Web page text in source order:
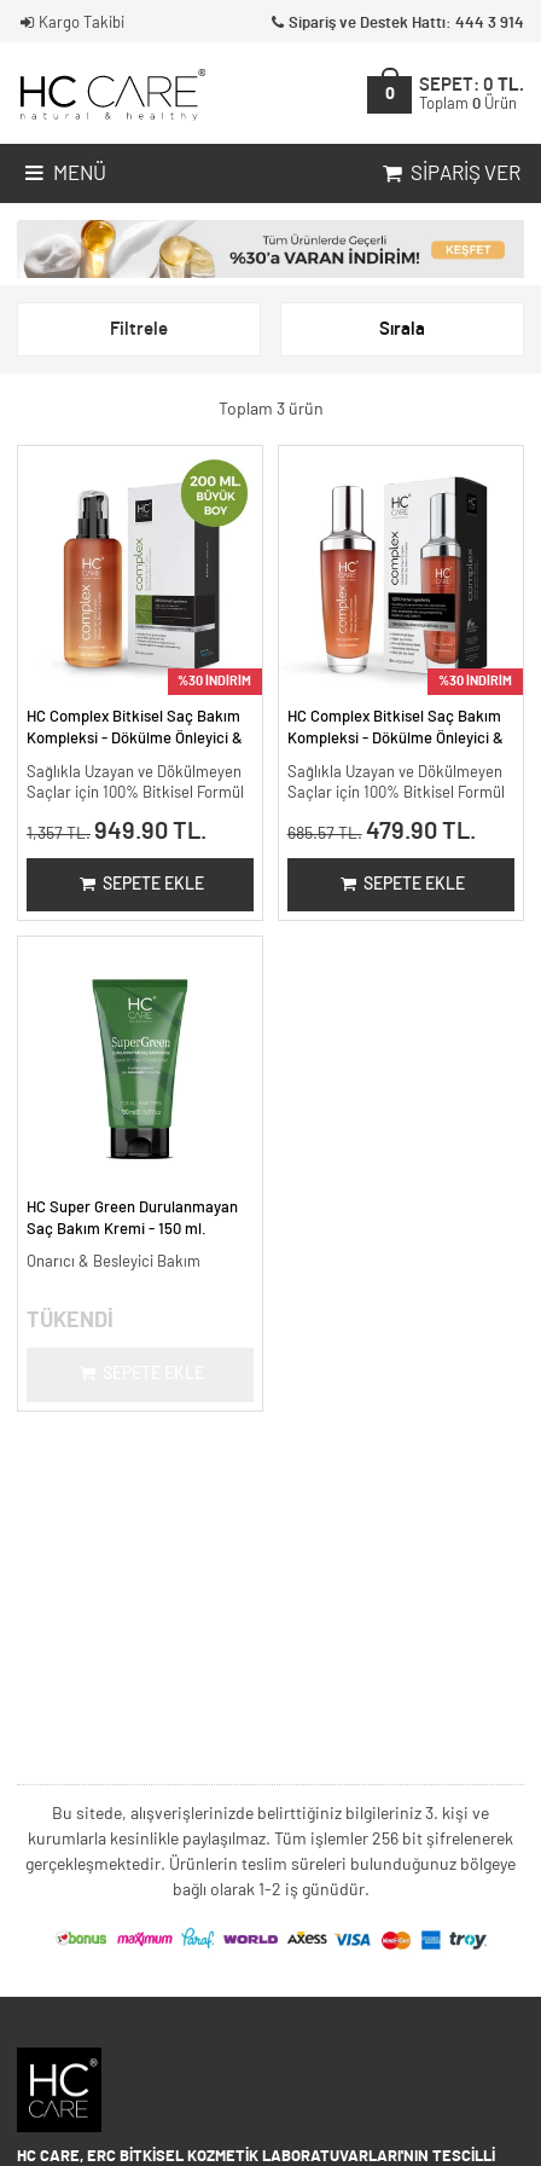
Kargo Takibi Sipariş ve Destek Hattı: 444 3 914
0
SEPET: 0 TL.
Toplam 0 Ürün
MENÜ SIPARIŞ VER
Filtrele Sırala
Toplam 3 ürün
%30 İNDİRİM
HC Complex Bitkisel Saç Bakım
Kompleksi - Dökülme Önleyici &
200 ml.
Sağlıkla Uzayan ve Dökülmeyen
Saçlar için 100% Bitkisel Formül
1,357 TL. 949.90 TL.
SEPETE EKLE
%30 İNDİRİM
HC Complex Bitkisel Saç Bakım
Kompleksi - Dökülme Önleyici &
100 ml
Sağlıkla Uzayan ve Dökülmeyen
Saçlar için 100% Bitkisel Formül
685.57 TL. 479.90 TL.
SEPETE EKLE
HC Super Green Durulanmayan
Saç Bakım Kremi - 150 ml.
Onarıcı & Besleyici Bakım
TÜKENDİ
Bu sitede, alışverişlerinizde belirttiğiniz bilgileriniz 3. kişi ve
kurumlarla kesinlikle paylaşılmaz. Tüm işlemler 256 bit şifrelenerek
gerçekleşmektedir. Ürünlerin teslim süreleri bulunduğunuz bölgeye
bağlı olarak 1-2 iş günüdür.
HC CARE, ERC BITKISEL KOZMETIK LABORATUVARLARI'NIN TESCILLI